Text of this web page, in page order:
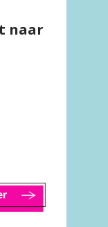
naar